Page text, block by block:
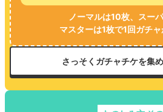
ノーマルは10枚、スー
マスターは1枚で1回ガチ
さっそくガチャチケを集